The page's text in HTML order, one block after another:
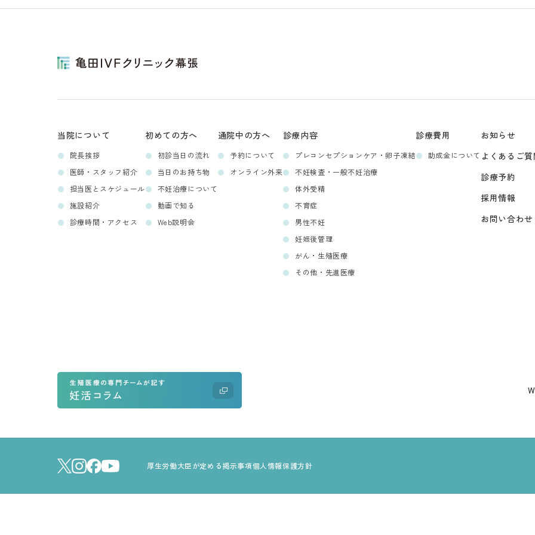
当院について
院長挨拶
医師・スタッフ紹介
担当医とスケジュール
施設紹介
診療時間・アクセス
初めての方へ
初診当日の流れ
当日のお持ち物
不妊治療について
動画で知る
Web説明会
通院中の方へ
予約について
オンライン外来
診療内容
プレコンセプションケア・卵子凍結
不妊検査・一般不妊治療
体外受精
不育症
男性不妊
妊娠後管理
がん・生殖医療
その他・先進医療
診療費用
助成金について
お知らせ
よくあるご
診療予約
採用情報
お問い合わせ
厚生労働大臣が定める掲示事項個人情報保護方針